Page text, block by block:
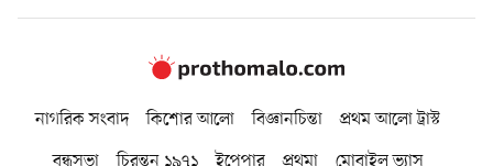
নাগরিক সংবাদ কিশোর আলো বিজ্ঞানচিন্তা
প্রথম আলো ট্রাস্ট